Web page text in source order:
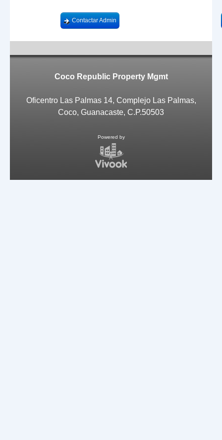
Contactar Admin
Coco Republic Property Mgmt
Oficentro Las Palmas 14, Complejo Las Palmas,
Coco, Guanacaste, C.P.50503
Powered by